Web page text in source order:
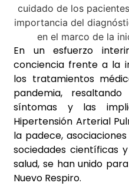
En un esfuerzo
conciencia frente a la
los tratamientos
pandemia,
síntomas y las
Hipertensión Arterial
la padece,
sociedades científicas
salud, se han unido
Nuevo Respiro.